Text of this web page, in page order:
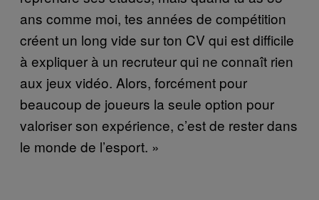
ans comme moi, tes années de compétition
créent un long vide sur ton CV qui est difficile
à expliquer à un recruteur qui ne connaît rien
aux jeux vidéo. Alors, forcément pour
beaucoup de joueurs la seule option pour
valoriser son expérience, c’est de rester dans
le monde de l’esport. »